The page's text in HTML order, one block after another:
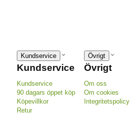
Kundservice
Kundservice
Kundservice
90 dagars öppet köp
Köpevillkor
Retur
Övrigt
Övrigt
Om oss
Om cookies
Integritetspolicy